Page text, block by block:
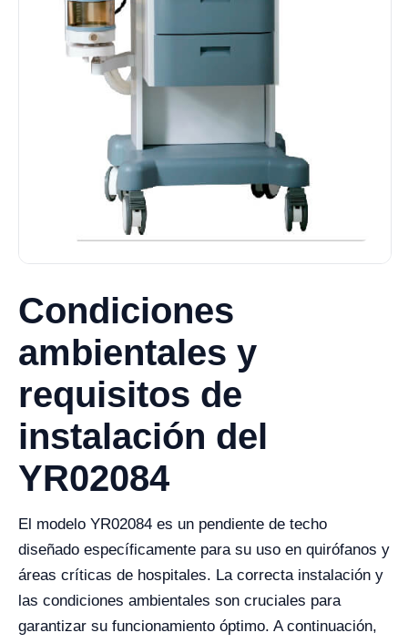
Condiciones
ambientales y
requisitos de
instalación del
YR02084
El modelo YR02084 es un pendiente de techo
diseñado específicamente para su uso en quirófanos y
áreas críticas de hospitales. La correcta instalación y
las condiciones ambientales son cruciales para
garantizar su funcionamiento óptimo. A continuación,